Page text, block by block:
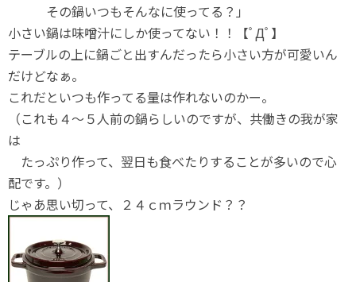
その鍋いつもそんなに使ってる？」
小さい鍋は味噌汁にしか使ってない！！【ﾟДﾟ】
テーブルの上に鍋ごと出すんだったら小さい方が可愛いん
だけどなぁ。
これだといつも作ってる量は作れないのかー。
（これも４～５人前の鍋らしいのですが、共働きの我が家
は
たっぷり作って、翌日も食べたりすることが多いので心
配です。）
じゃあ思い切って、２４ｃｍラウンド？？